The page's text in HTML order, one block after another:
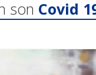
son Covid